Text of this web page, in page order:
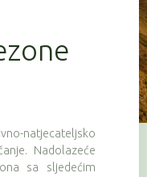
natjecateljsko
Nadolazeće
sa sljedećim